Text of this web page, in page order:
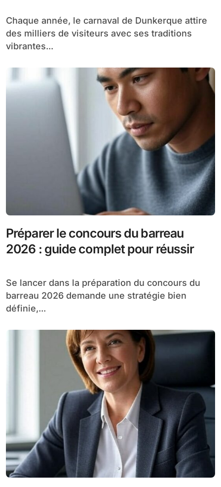
Chaque année, le carnaval de Dunkerque attire
des milliers de visiteurs avec ses traditions
vibrantes...
Préparer le concours du barreau
2026 : guide complet pour réussir
Se lancer dans la préparation du concours du
barreau 2026 demande une stratégie bien
définie,...